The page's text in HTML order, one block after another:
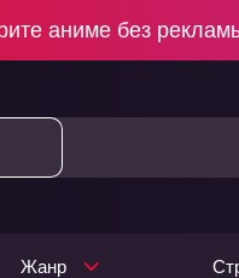
аниме без
Жанр